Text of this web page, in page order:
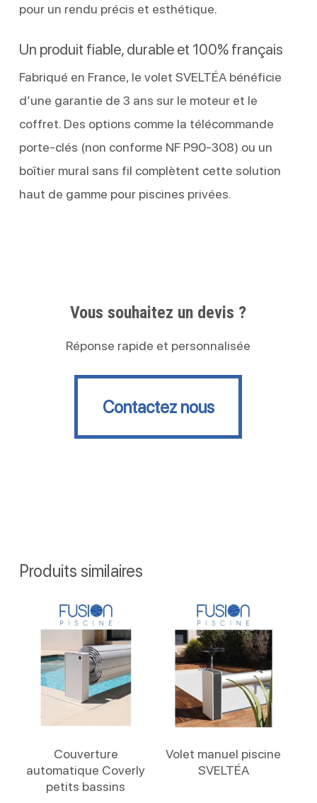
pour un rendu précis et esthétique.
Un produit fiable, durable et 100% français
Fabriqué en France, le volet SVELTÉA bénéficie
d’une garantie de 3 ans sur le moteur et le
coffret. Des options comme la télécommande
porte-clés (non conforme NF P90-308) ou un
boîtier mural sans fil complètent cette solution
haut de gamme pour piscines privées.
Vous souhaitez un devis ?
Réponse rapide et personnalisée
Contactez nous
Contactez nous
Produits similaires
Couverture
automatique Coverly
petits bassins
Volet manuel piscine
SVELTÉA